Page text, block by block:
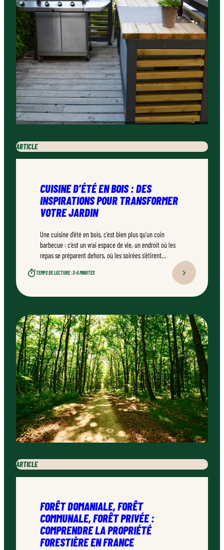
ARTICLE
CUISINE D’ÉTÉ EN BOIS : DES
INSPIRATIONS POUR TRANSFORMER
VOTRE JARDIN
Une cuisine d’été en bois, c’est bien plus qu’un coin
barbecue : c’est un vrai espace de vie, un endroit où les
repas se préparent dehors, où les soirées s’étirent
professionnel qualifié, ce type d’aménagement peut
TEMPS DE LECTURE :3–5 MINUTES
ARTICLE
FORÊT DOMANIALE, FORÊT
COMMUNALE, FORÊT PRIVÉE :
COMPRENDRE LA PROPRIÉTÉ
FORESTIÈRE EN FRANCE